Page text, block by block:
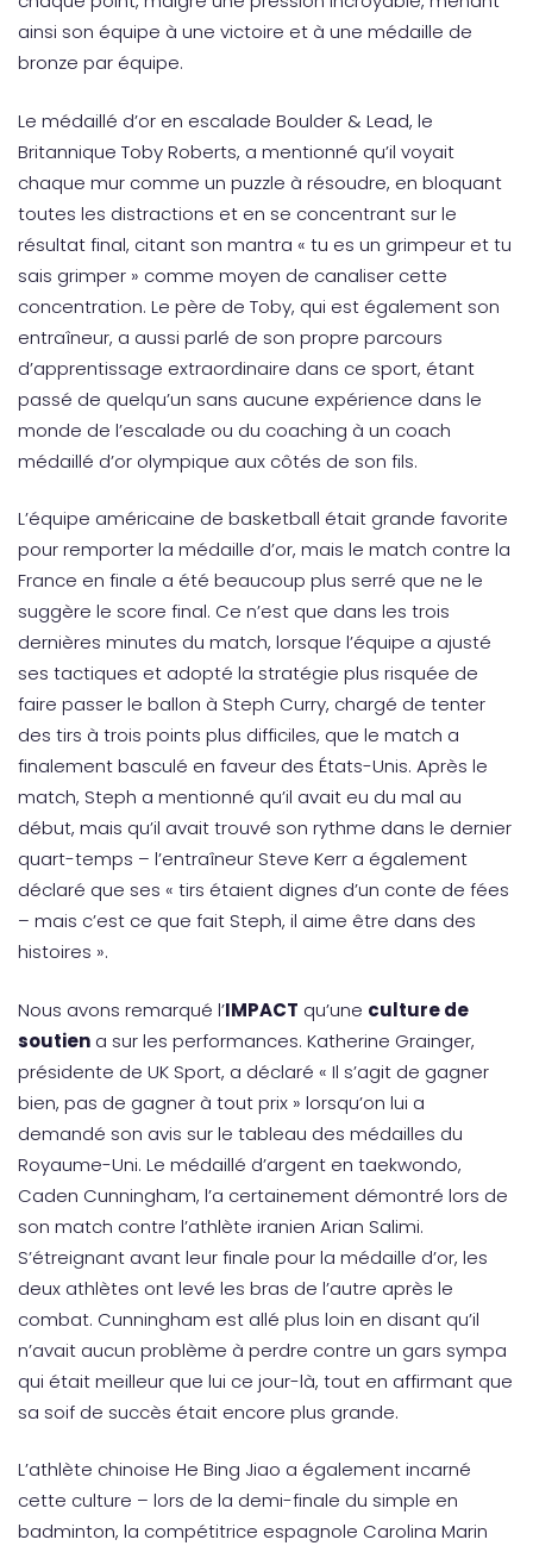
ainsi son équipe à une victoire et à une médaille de
bronze par équipe.
Le médaillé d’or en escalade Boulder & Lead, le
Britannique Toby Roberts, a mentionné qu’il voyait
chaque mur comme un puzzle à résoudre, en bloquant
toutes les distractions et en se concentrant sur le
résultat final, citant son mantra « tu es un grimpeur et tu
sais grimper » comme moyen de canaliser cette
concentration. Le père de Toby, qui est également son
entraîneur, a aussi parlé de son propre parcours
d’apprentissage extraordinaire dans ce sport, étant
passé de quelqu’un sans aucune expérience dans le
monde de l’escalade ou du coaching à un coach
médaillé d’or olympique aux côtés de son fils.
L’équipe américaine de basketball était grande favorite
pour remporter la médaille d’or, mais le match contre la
France en finale a été beaucoup plus serré que ne le
suggère le score final. Ce n’est que dans les trois
dernières minutes du match, lorsque l’équipe a ajusté
ses tactiques et adopté la stratégie plus risquée de
faire passer le ballon à Steph Curry, chargé de tenter
des tirs à trois points plus difficiles, que le match a
finalement basculé en faveur des États-Unis. Après le
match, Steph a mentionné qu’il avait eu du mal au
début, mais qu’il avait trouvé son rythme dans le dernier
quart-temps – l’entraîneur Steve Kerr a également
déclaré que ses « tirs étaient dignes d’un conte de fées
– mais c’est ce que fait Steph, il aime être dans des
histoires ».
Nous avons remarqué l’IMPACT qu’une culture de
soutien a sur les performances. Katherine Grainger,
présidente de UK Sport, a déclaré « Il s’agit de gagner
bien, pas de gagner à tout prix » lorsqu’on lui a
demandé son avis sur le tableau des médailles du
Royaume-Uni. Le médaillé d’argent en taekwondo,
Caden Cunningham, l’a certainement démontré lors de
son match contre l’athlète iranien Arian Salimi.
S’étreignant avant leur finale pour la médaille d’or, les
deux athlètes ont levé les bras de l’autre après le
combat. Cunningham est allé plus loin en disant qu’il
n’avait aucun problème à perdre contre un gars sympa
qui était meilleur que lui ce jour-là, tout en affirmant que
sa soif de succès était encore plus grande.
L’athlète chinoise He Bing Jiao a également incarné
cette culture – lors de la demi-finale du simple en
badminton, la compétitrice espagnole Carolina Marin